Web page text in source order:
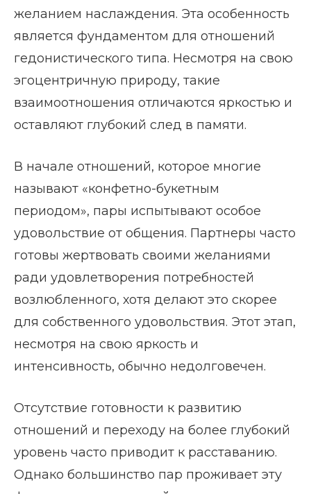
желанием наслаждения. Эта особенность
является фундаментом для отношений
гедонистического типа. Несмотря на свою
эгоцентричную природу, такие
взаимоотношения отличаются яркостью и
оставляют глубокий след в памяти.
В начале отношений, которое многие
называют «конфетно-букетным
периодом», пары испытывают особое
удовольствие от общения. Партнеры часто
готовы жертвовать своими желаниями
ради удовлетворения потребностей
возлюбленного, хотя делают это скорее
для собственного удовольствия. Этот этап,
несмотря на свою яркость и
интенсивность, обычно недолговечен.
Отсутствие готовности к развитию
отношений и переходу на более глубокий
уровень часто приводит к расставанию.
Однако большинство пар проживает эту